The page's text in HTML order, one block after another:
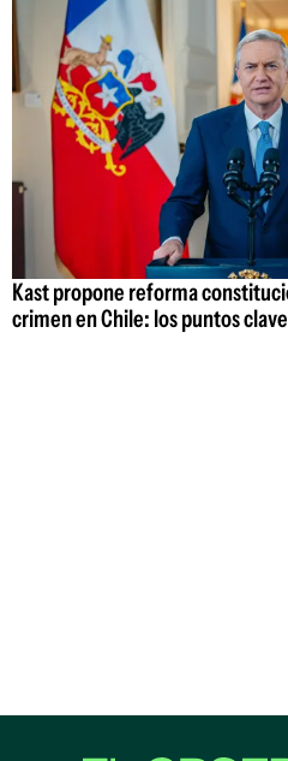
Kast propone reforma
crimen en Chile: los puntos